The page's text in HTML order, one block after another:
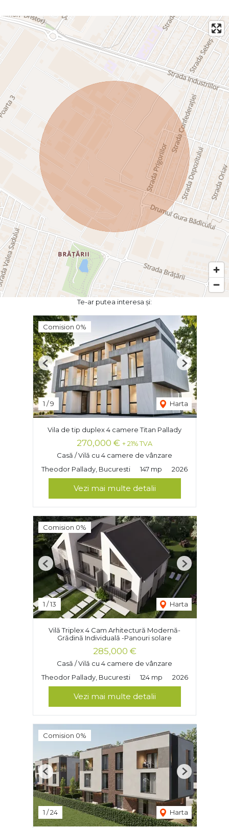
Te-ar putea interesa și:
Comision 0%
1 /9 Harta
Previous Next
Vila de tip duplex 4 camere Titan Pallady
270,000 € + 21% TVA
Casă / Vilă cu 4 camere de vânzare
Theodor Pallady, Bucuresti
147 mp 2026
Vezi mai multe detalii
Comision 0%
1 /13 Harta
Previous Next
Vilă Triplex 4 Cam Arhitectură Modernă-
Grădină Individuală -Panouri solare
285,000 €
Casă / Vilă cu 4 camere de vânzare
Theodor Pallady, Bucuresti
124 mp 2026
Vezi mai multe detalii
Comision 0%
1 /24 Harta
Previous Next